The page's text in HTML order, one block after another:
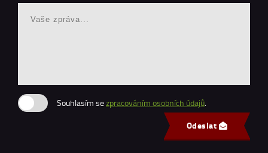
Souhlasím sezpracováním osobních údajů
Odeslat